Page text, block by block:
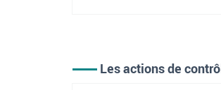
Les actions de